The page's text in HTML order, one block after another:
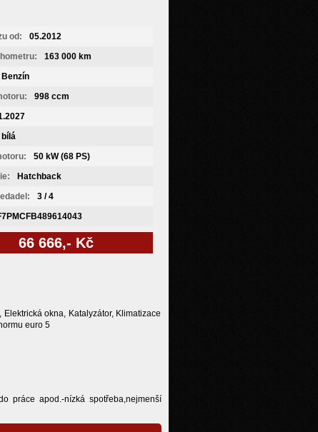
od:
05.2012
163 000 km
Benzín
998 ccm
bílá
50 kW (68 PS)
Hatchback
3 / 4
66 666,- Kč
okna, Katalyzátor, Klimatizace
euro 5
práce apod.-nízká spotřeba,nejmenší